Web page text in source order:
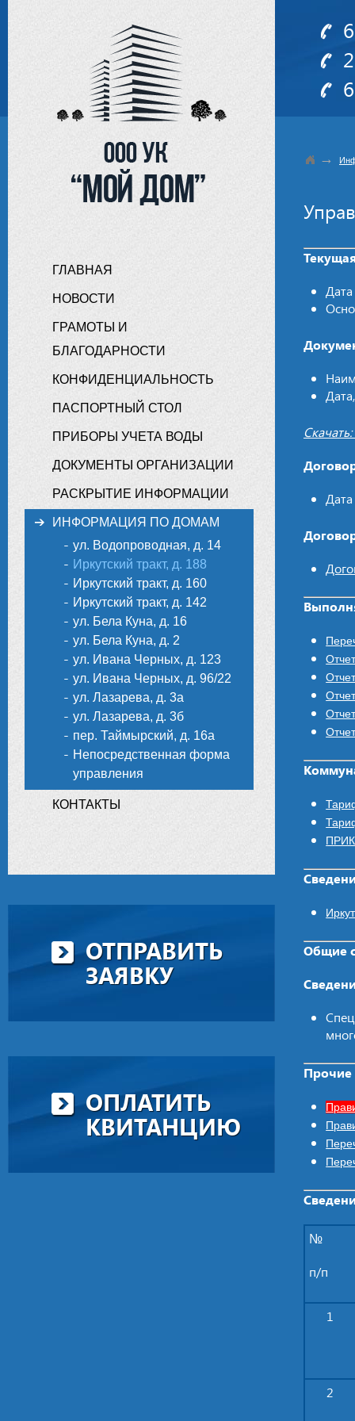
ГЛАВНАЯ
НОВОСТИ
ГРАМОТЫ И
БЛАГОДАРНОСТИ
КОНФИДЕНЦИАЛЬНОСТЬ
ПАСПОРТНЫЙ СТОЛ
ПРИБОРЫ УЧЕТА ВОДЫ
ДОКУМЕНТЫ ОРГАНИЗАЦИИ
РАСКРЫТИЕ ИНФОРМАЦИИ
ИНФОРМАЦИЯ ПО ДОМАМ
ул. Водопроводная, д. 14
Иркутский тракт, д. 188
Иркутский тракт, д. 160
Иркутский тракт, д. 142
ул. Бела Куна, д. 16
ул. Бела Куна, д. 2
ул. Ивана Черных, д. 123
ул. Ивана Черных, д. 96/22
ул. Лазарева, д. 3а
ул. Лазарева, д. 3б
пер. Таймырский, д. 16а
Непосредственная форма
управления
КОНТАКТЫ
ОТПРАВИТЬ
ЗАЯВКУ
ОПЛАТИТЬ
КВИТАНЦИЮ
→
Общие
Прочие
№
п/п
1
2